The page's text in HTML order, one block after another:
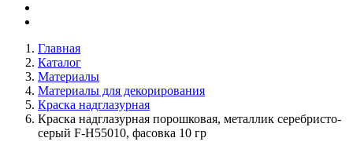
Главная
Каталог
Материалы
Материалы для декорирования
Краска надглазурная
Краска надглазурная порошковая, металлик серебристо-
серый F-H55010, фасовка 10 гр